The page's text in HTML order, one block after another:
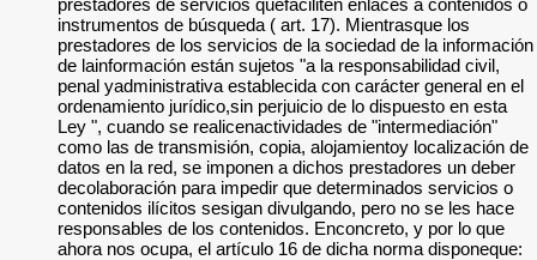
prestadores de servicios quefaciliten enlaces a contenidos o
instrumentos de búsqueda ( art. 17). Mientrasque los
prestadores de los servicios de la sociedad de la información
de lainformación están sujetos "a la responsabilidad civil,
penal yadministrativa establecida con carácter general en el
ordenamiento jurídico,sin perjuicio de lo dispuesto en esta
Ley ", cuando se realicenactividades de "intermediación"
como las de transmisión, copia, alojamientoy localización de
datos en la red, se imponen a dichos prestadores un deber
decolaboración para impedir que determinados servicios o
contenidos ilícitos sesigan divulgando, pero no se les hace
responsables de los contenidos. Enconcreto, y por lo que
ahora nos ocupa, el artículo 16 de dicha norma disponeque: